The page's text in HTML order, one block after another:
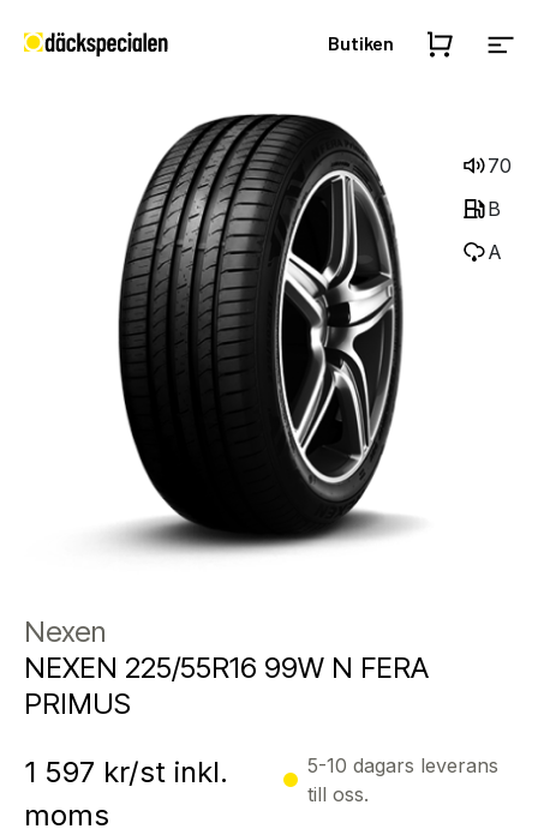
Butiken
70
B
A
Nexen
NEXEN 225/55R16 99W N FERA
PRIMUS
1 597 kr/st inkl.
moms
5-10 dagars leverans
till oss.